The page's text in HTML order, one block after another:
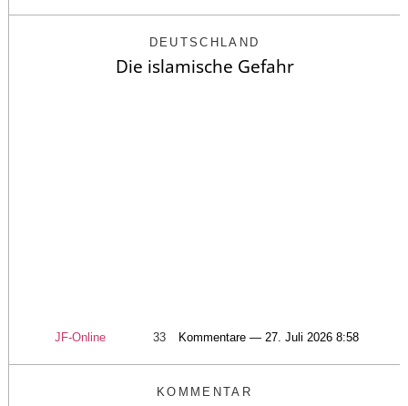
DEUTSCHLAND
Die islamische Gefahr
JF-Online 33 Kommentare — 27. Juli 2026 8:58
KOMMENTAR